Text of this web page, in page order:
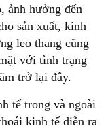
ảnh hưởng đến
sản xuất, kinh
leo thang cũng
với tình trạng
trở lại đây.
tế trong và ngoài
kinh tế diễn ra